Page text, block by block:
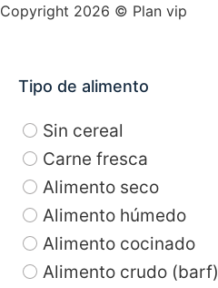
Copyright 2026 © Plan vip
Tipo de alimento
Sin cereal
Carne fresca
Alimento seco
Alimento húmedo
Alimento cocinado
Alimento crudo (barf)